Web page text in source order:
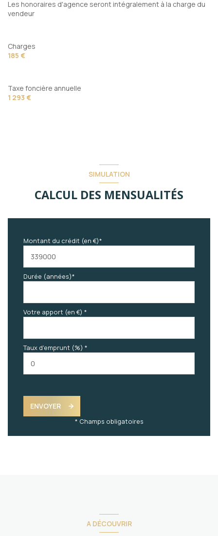
Les honoraires d'agence seront intégralement à la charge du
vendeur
Charges
185 €
Taxe foncière annuelle
1 293 €
SIMULATION
CALCUL DES MENSUALITÉS
Montant du crédit (en €)*
Durée (années)*
Votre apport (en €) *
Taux d'emprunt (%) *
ENVOYER
* Champs obligatoires
A DÉCOUVRIR